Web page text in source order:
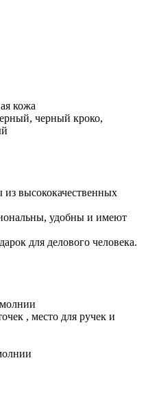
кожа
черный кроко,
высококачественных
удобны и имеют
для делового человека.
, место для ручек и